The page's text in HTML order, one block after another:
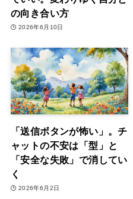
の向き合い方
2026年6月10日
「送信ボタンが怖い」。チ
ャットの不安は「型」と
「安全な失敗」で消してい
く
2026年6月2日